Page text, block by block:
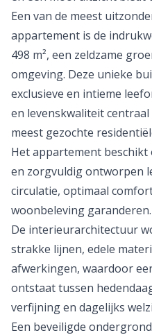
Een van de meest
appartement is de
498 m², een zeldzame
omgeving. Deze unieke
exclusieve en intieme
en levenskwaliteit
meest gezochte
Het appartement
en zorgvuldig ontworpen
circulatie, optimaal
woonbeleving garanderen.
De interieurarchitectuur
strakke lijnen, edele
afwerkingen, waardoor
ontstaat tussen
verfijning en dagelijks
Een beveiligde